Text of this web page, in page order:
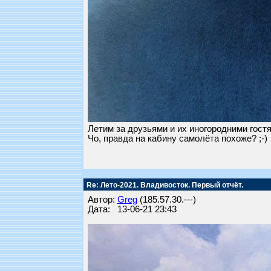
Летим за друзьями и их иногородними
Чо, правда на кабину самолёта похоже? ;-)
Re: Лето-2021. Владивосток. Первый отчёт.
Автор: Greg(185.57.30.---)
Дата: 13-06-21 23:43